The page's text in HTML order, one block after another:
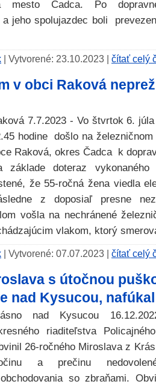
mesto Čadca. Po
a jeho spolujazdec boli
| Vytvorené: 23.10.2023 | čítať celý
v obci Raková
7.7.2023 - Vo štvrtok 6.
hodine došlo na
Raková, okres Čadca k
základe doteraz vykonaného
že 55-ročná žena viedla
z doposiaľ presne
vošla na nechránené
vlakom, ktorý
| Vytvorené: 07.07.2023 | čítať celý
s útočnou
nad Kysucou,
nad Kysucou
riaditeľstva
26-ročného Miroslava z
a prečinu
so zbraňami.